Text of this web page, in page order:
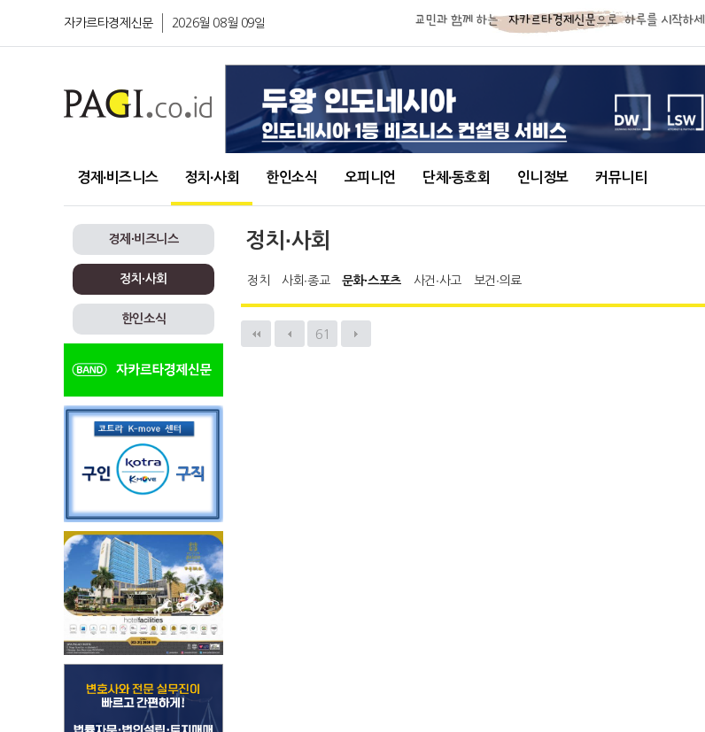
자카르타경제신문 2026월 08월 09일
경제∙비즈니스 정치∙사회 한인소식 오피니언 단체∙동호회 인니정보 커뮤니티
경제∙비즈니스
정치∙사회
한인소식
정치∙사회
정치 사회∙종교 문화∙스포츠 사건∙사고 보건∙의료
61